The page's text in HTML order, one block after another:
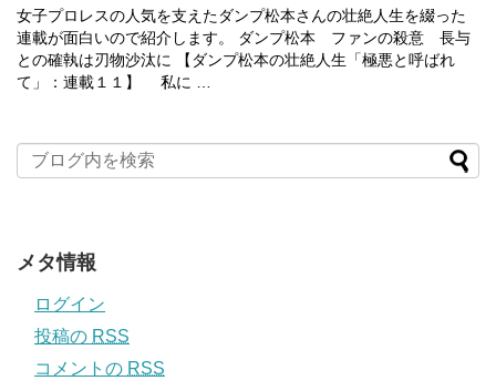
女子プロレスの人気を支えたダンプ松本さんの壮絶人生を綴った
連載が面白いので紹介します。 ダンプ松本 ファンの殺意 長与
との確執は刃物沙汰に 【ダンプ松本の壮絶人生「極悪と呼ばれ
て」：連載１１】 私に …
メタ情報
ログイン
投稿の RSS
コメントの RSS